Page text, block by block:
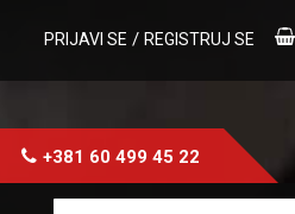
PRIJAVI SE / REGISTRUJ SE
+381 60 499 45 22